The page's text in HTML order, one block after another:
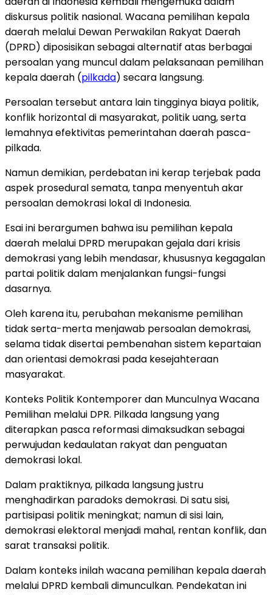
diskursus politik nasional. Wacana pemilihan kepala
daerah melalui Dewan Perwakilan Rakyat Daerah
(DPRD) diposisikan sebagai alternatif atas berbagai
persoalan yang muncul dalam pelaksanaan pemilihan
kepala daerah (pilkada) secara langsung.
Persoalan tersebut antara lain tingginya biaya politik,
konflik horizontal di masyarakat, politik uang, serta
lemahnya efektivitas pemerintahan daerah pasca-
pilkada.
Namun demikian, perdebatan ini kerap terjebak pada
aspek prosedural semata, tanpa menyentuh akar
persoalan demokrasi lokal di Indonesia.
Esai ini berargumen bahwa isu pemilihan kepala
daerah melalui DPRD merupakan gejala dari krisis
demokrasi yang lebih mendasar, khususnya kegagalan
partai politik dalam menjalankan fungsi-fungsi
dasarnya.
Oleh karena itu, perubahan mekanisme pemilihan
tidak serta-merta menjawab persoalan demokrasi,
selama tidak disertai pembenahan sistem kepartaian
dan orientasi demokrasi pada kesejahteraan
masyarakat.
Konteks Politik Kontemporer dan Munculnya Wacana
Pemilihan melalui DPR. Pilkada langsung yang
diterapkan pasca reformasi dimaksudkan sebagai
perwujudan kedaulatan rakyat dan penguatan
demokrasi lokal.
Dalam praktiknya, pilkada langsung justru
menghadirkan paradoks demokrasi. Di satu sisi,
partisipasi politik meningkat; namun di sisi lain,
demokrasi elektoral menjadi mahal, rentan konflik, dan
sarat transaksi politik.
Dalam konteks inilah wacana pemilihan kepala daerah
melalui DPRD kembali dimunculkan. Pendekatan ini